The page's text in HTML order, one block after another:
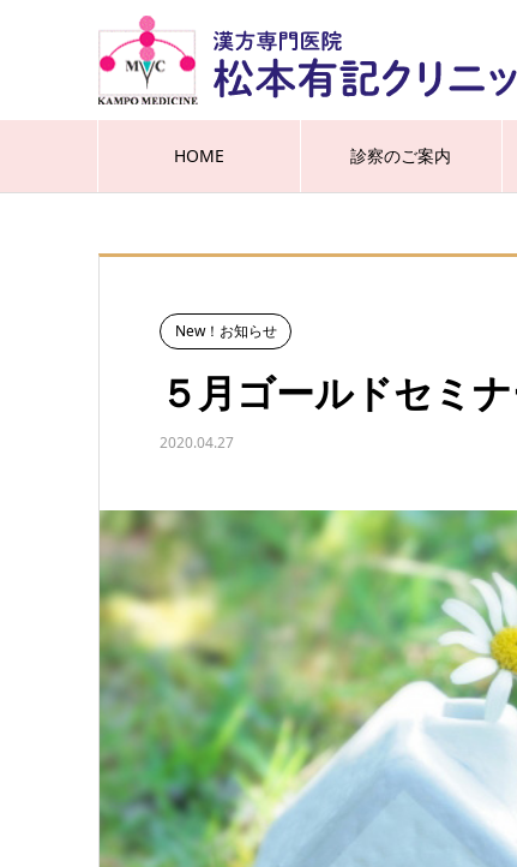
HOME 診察のご案内
New！お知らせ
５月ゴールドセミ
2020.04.27